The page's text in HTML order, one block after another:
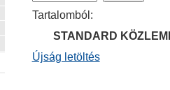
Tartalomból:
STANDARD
Újság letöltés